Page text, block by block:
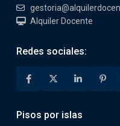
Alquiler Docente
Redes sociales:
Pisos por islas